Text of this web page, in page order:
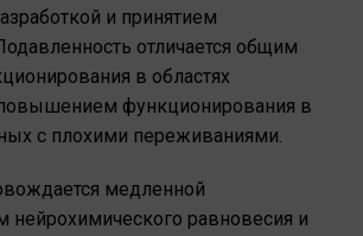
и принятием
отличается общим
в областях
функционирования в
с плохими переживаниями.
медленной
нейрохимического равновесия и